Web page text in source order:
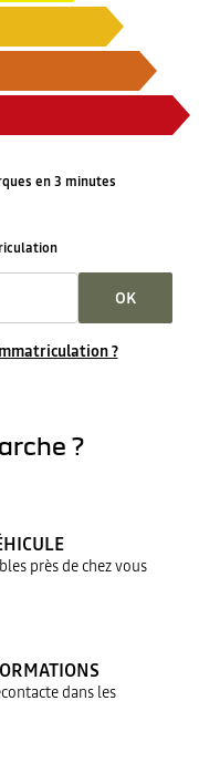
en 3 minutes
OK
?
?
près de chez vous
dans les